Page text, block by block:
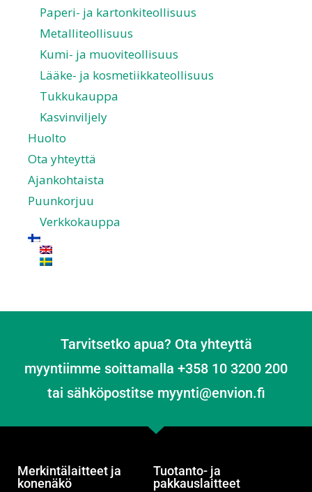
Paperi- ja kartonkiteollisuus
Metalliteollisuus
Kumi- ja muoviteollisuus
Lääke- ja kosmetiikkateollisuus
Tukkukauppa
Kasvinviljely
Huolto
Ota yhteyttä
Ajankohtaista
Puunkorjuu
Verkkokauppa
Tarvitsetko apua? Ota yhteyttä
myyntiimme soittamalla +358 10 3200 200
tai sähköpostitse myynti@envion.fi
Merkintälaitteet ja
konenäkö
Tuotanto- ja
pakkauslaitteet